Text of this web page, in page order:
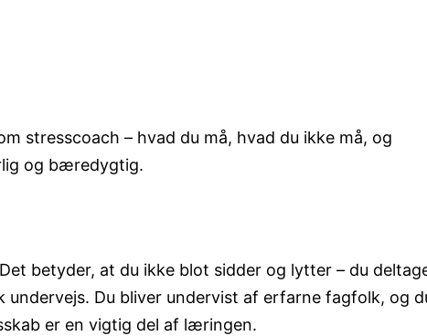
stresscoach – hvad du må, hvad du ikke må, og
og bæredygtig.
betyder, at du ikke blot sidder og lytter – du
Du bliver undervist af erfarne fagfolk, og
er en vigtig del af læringen.